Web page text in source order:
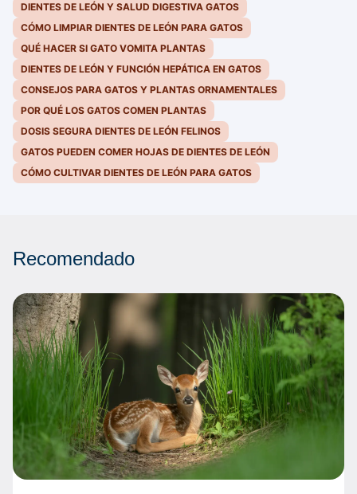
DIENTES DE LEÓN Y SALUD DIGESTIVA GATOS
CÓMO LIMPIAR DIENTES DE LEÓN PARA GATOS
QUÉ HACER SI GATO VOMITA PLANTAS
DIENTES DE LEÓN Y FUNCIÓN HEPÁTICA EN GATOS
CONSEJOS PARA GATOS Y PLANTAS ORNAMENTALES
POR QUÉ LOS GATOS COMEN PLANTAS
DOSIS SEGURA DIENTES DE LEÓN FELINOS
GATOS PUEDEN COMER HOJAS DE DIENTES DE LEÓN
CÓMO CULTIVAR DIENTES DE LEÓN PARA GATOS
Recomendado